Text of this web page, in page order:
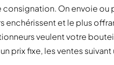
On envoie
enchérissent et le plus
veulent votre
prix fixe, les ventes